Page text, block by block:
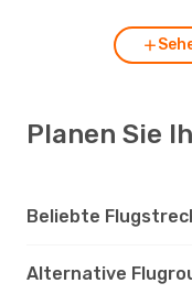
Planen Sie
Beliebte
Alternative